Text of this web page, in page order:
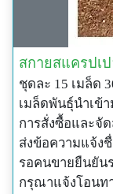
สกายสแครปเ
ชุดละ 15 เมล็ด
เมล็ดพันธุ์นำเข้
การสั่งซื้อและจัด
ส่งข้อความแจ้ง
รอคนขายยืนยัน
กรุณาแจ้งโอนท